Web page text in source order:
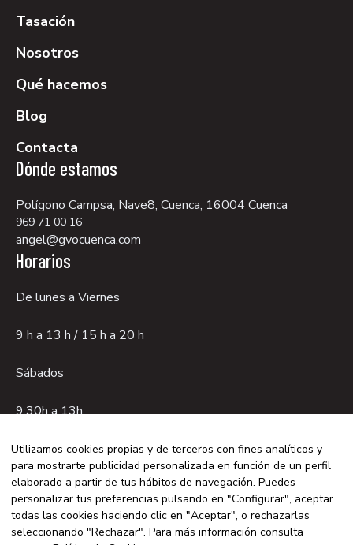
Tasación
Nosotros
Qué hacemos
Blog
Contacta
Dónde estamos
Polígono Campsa, Nave8, Cuenca, 16004 Cuenca
969 71 00 16
angel@gvocuenca.com
Horarios
De lunes a Viernes
9 h a 13 h / 15 h a 20 h
Sábados
9:30h a 13h.
Aviso legal
Política de privacidad
Política de cookies
© 2026 GVO CUENCA - Con la tecnología de:
Utilizamos cookies propias y de terceros con fines analíticos y
para mostrarte publicidad personalizada en función de un perfil
elaborado a partir de tus hábitos de navegación. Puedes
personalizar tus preferencias pulsando en "Configurar", aceptar
todas las cookies haciendo clic en "Aceptar", o rechazarlas
seleccionando "Rechazar". Para más información consulta